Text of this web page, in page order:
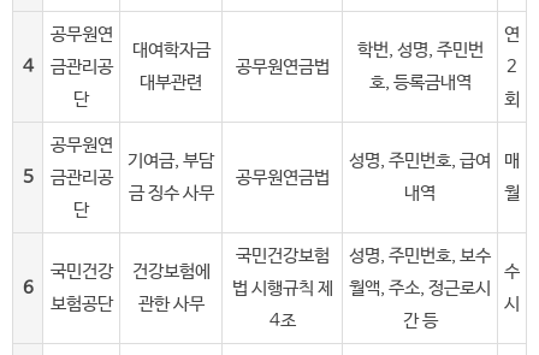
4
공무원연
금관리공
단
대여학자금
대부관련
공무원연금법
학번, 성명, 주민번
호, 등록금내역
연
2
회
5
공무원연
금관리공
단
기여금, 부담
금 징수 사무
공무원연금법
성명, 주민번호, 급여
내역
매
월
6
국민건강
보험공단
건강보험에
관한 사무
국민건강보험
법 시행규칙 제
4조
성명, 주민번호, 보수
월액, 주소, 정근로시
간 등
수
시